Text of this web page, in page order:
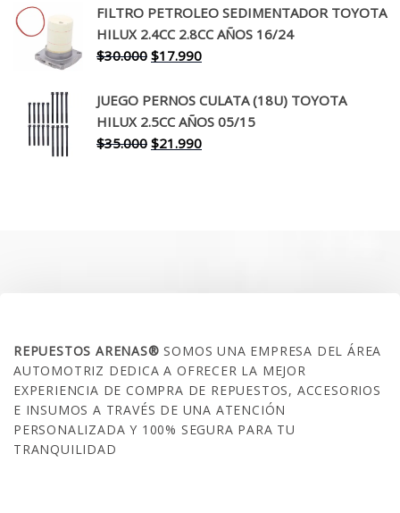
original
era:
$260.000.
actual
es:
FILTRO PETROLEO SEDIMENTADOR TOYOTA
HILUX 2.4CC 2.8CC AÑOS 16/24
$30.000 El
original
era:
$30.000.
$17.990El
actual
es:
$17.990.
JUEGO PERNOS CULATA (18U) TOYOTA
HILUX 2.5CC AÑOS 05/15
$35.000 El
$21.990El
REPUESTOS ARENAS®SOMOS UNA EMPRESA DEL ÁREA
AUTOMOTRIZ DEDICA A OFRECER LA MEJOR
EXPERIENCIA DE COMPRA DE REPUESTOS, ACCESORIOS
E INSUMOS A TRAVÉS DE UNA ATENCIÓN
PERSONALIZADA Y 100% SEGURA PARA TU
TRANQUILIDAD